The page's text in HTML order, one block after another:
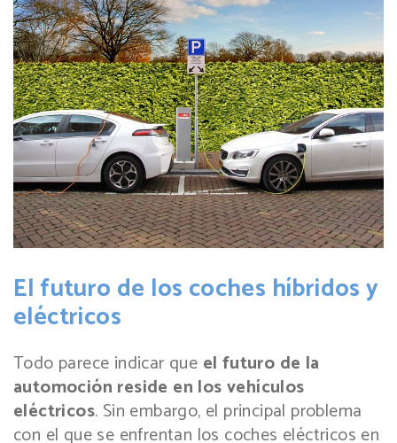
El futuro de los coches híbridos y
eléctricos
Todo parece indicar que el futuro de la
automoción reside en los vehículos
eléctricos. Sin embargo, el principal problema
con el que se enfrentan los coches eléctricos en